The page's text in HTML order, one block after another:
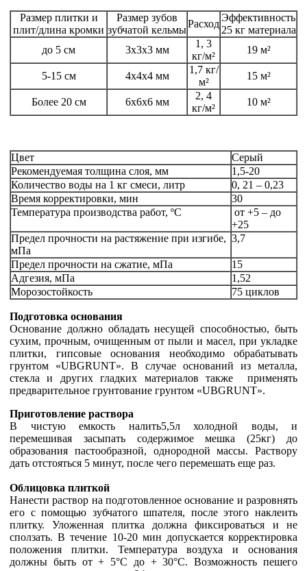
Размер плитки и
плит/длина кромки
Размер зубов
зубчатой кельмы
Расход
Эффективность
25 кг материала
до 5 см
3х3х3 мм
1, 3
кг/м²
19 м²
5-15 см 4х4х4 мм
1,7 кг/
м²
15 м²
Более 20 см 6х6х6 мм
2, 4
кг/м²
10 м²
Цвет
Серый
Рекомендуемая толщина слоя, мм
1,5-20
Количество воды на 1 кг смеси, литр
0, 21 – 0,23
Время корректировки, мин
30
Температура производства работ, ºC
от +5 – до
+25
Предел прочности на растяжение при изгибе,
мПа
3,7
Предел прочности на сжатие, мПа
15
Адгезия, мПа
1,52
Морозостойкость
75 циклов
Подготовка основания
Основание должно обладать несущей способностью, быть
сухим, прочным, очищенным от пыли и масел, при укладке
плитки, гипсовые основания необходимо обрабатывать
грунтом «UBGRUNT». В случае оснований из металла,
стекла и других гладких материалов также применять
предварительное грунтование грунтом «UBGRUNT».
Приготовление раствора
В чистую емкость налить5,5л холодной воды, и
перемешивая засыпать содержимое мешка (25кг) до
образования пастообразной, однородной массы. Раствору
дать отстояться 5 минут, после чего перемешать еще раз.
Облицовка плиткой
Нанести раствор на подготовленное основание и разровнять
его с помощью зубчатого шпателя, после этого наклеить
плитку. Уложенная плитка должна фиксироваться и не
сползать. В течение 10-20 мин допускается корректировка
положения плитки. Температура воздуха и основания
должны быть от + 5°С до + 30°С. Возможность пешего